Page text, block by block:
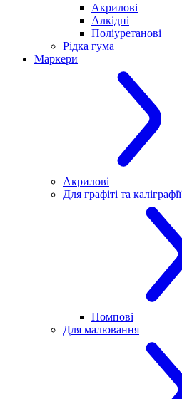
Акрилові
Алкідні
Поліуретанові
Рідка гума
Маркери
Акрилові
Для графіті та каліграфії
Помпові
Для малювання